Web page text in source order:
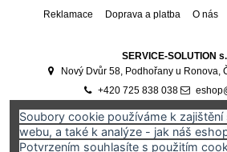
Reklamace Doprava a platba O nás
SERVICE-SOLUTION
Nový Dvůr 58, Podhořany u Ronova,
+420 725 838 038
Developed byAli Software
Soubory cookie používáme k zajištění
webu, a také k analýze - jak náš
Potvrzením souhlasíte s použitím